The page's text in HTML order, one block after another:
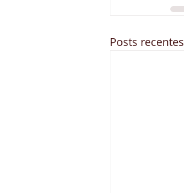
Posts recentes